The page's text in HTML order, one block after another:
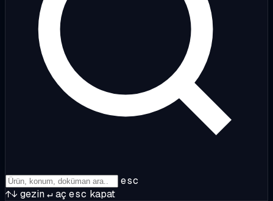
esc
↑↓ gezin↵aç esc kapat